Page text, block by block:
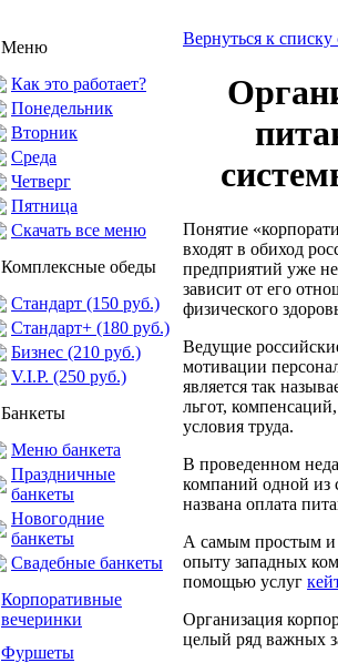
Меню
Как это работает?
Понедельник
Вторник
Среда
Четверг
Пятница
Скачать все меню
Комплексные обеды
Стандарт (150 руб.)
Стандарт+ (180 руб.)
Бизнес (210 руб.)
V.I.P. (250 руб.)
Банкеты
Меню банкета
Праздничные
банкеты
Новогодние
банкеты
Свадебные банкеты
Корпоративные
вечеринки
Фуршеты
Вернуться к списку
Понятие
входят в обиход
предприятий уже не
зависит от его
физического
Ведущие
мотивации
является так
льгот,
условия труда.
В проведенном
компаний одной из
названа оплата
А самым простым и
опыту западных
помощью услуг
Организация
целый ряд важных